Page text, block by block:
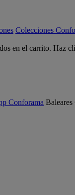
Colecciones
en el carrito. Haz
Conforama Baleares